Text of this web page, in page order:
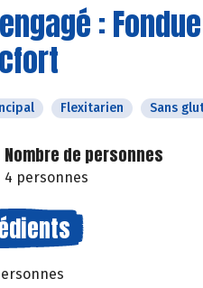
:
Flexitarien Sans
Nombre de personnes
4 personnes